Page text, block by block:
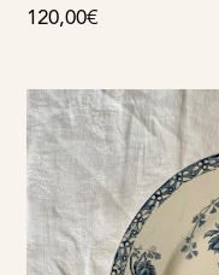
120,00€